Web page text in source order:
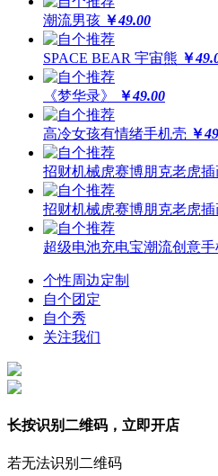
潮流男孩 ￥49.00
SPACE BEAR 宇宙熊 ￥
《梦华录》 ￥49.00
高冷女孩有情绪手机壳 ￥
招财机械虎赛博朋克老虎插
招财机械虎赛博朋克老虎插
超级电池充电宝潮流创意
个性周边定制
自个团定
自个秀
关注我们
长按识别二维码，立即开店
若无法识别二维码